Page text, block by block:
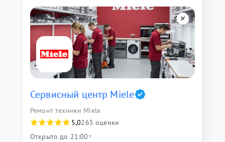
Сервисный центр Miele
Ремонт техники Miele
5,0265 оценки
Открыто до 21:00